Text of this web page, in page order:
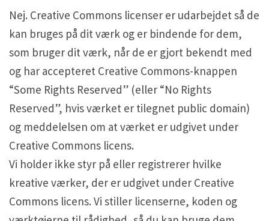
Nej. Creative Commons licenser er udarbejdet så de
kan bruges på dit værk og er bindende for dem,
som bruger dit værk, når de er gjort bekendt med
og har accepteret Creative Commons-knappen
“Some Rights Reserved” (eller “No Rights
Reserved”, hvis værket er tilegnet public domain)
og meddelelsen om at værket er udgivet under
Creative Commons licens.
Vi holder ikke styr på eller registrerer hvilke
kreative værker, der er udgivet under Creative
Commons licens. Vi stiller licenserne, koden og